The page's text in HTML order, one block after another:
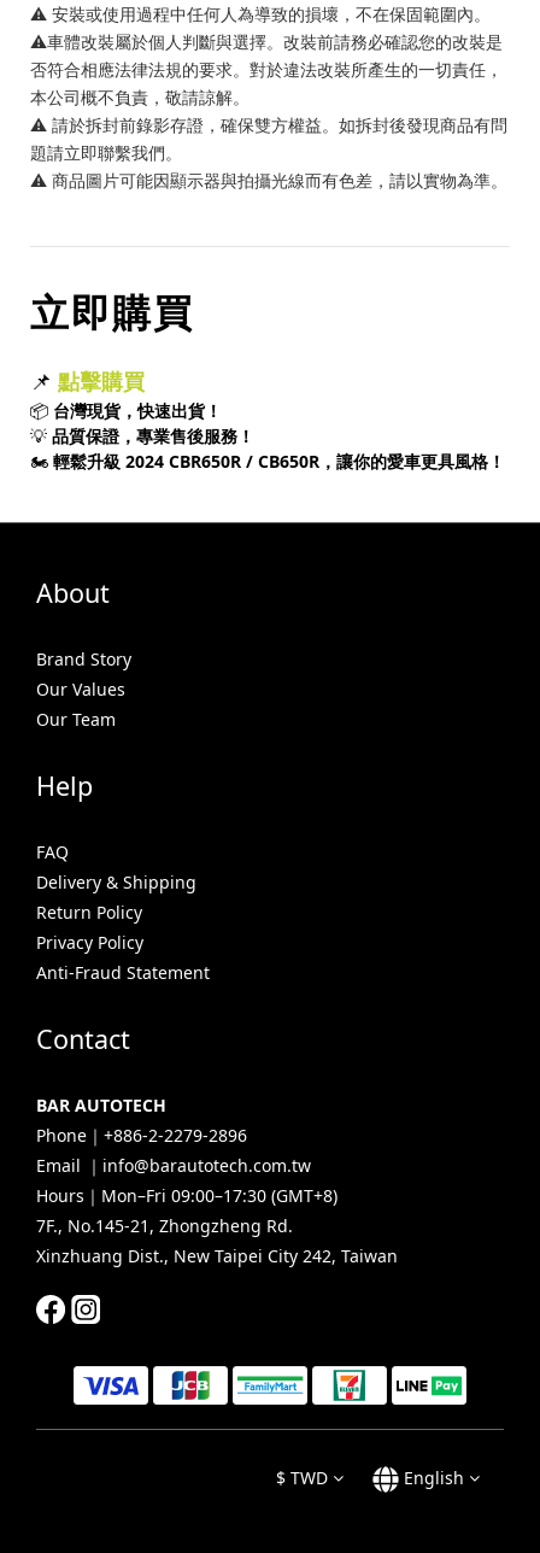
⚠️ 安裝或使用過程中任何人為導致的損壞，不在保固範圍內。
⚠️車體改裝屬於個人判斷與選擇。改裝前請務必確認您的改裝是
否符合相應法律法規的要求。對於違法改裝所產生的一切責任，
本公司概不負責，敬請諒解。
⚠️ 請於拆封前錄影存證，確保雙方權益。如拆封後發現商品有問
題請立即聯繫我們。
⚠️ 商品圖片可能因顯示器與拍攝光線而有色差，請以實物為準。
立即購買
📌 點擊購買
📦 台灣現貨，快速出貨！
💡 品質保證，專業售後服務！
🏍️ 輕鬆升級 2024 CBR650R / CB650R，讓你的愛車更具風格！
About
Brand Story
Our Values
Our Team
Help
FAQ
Delivery & Shipping
Return Policy
Privacy Policy
Anti-Fraud Statement
Contact
BAR AUTOTECH
Phone｜+886-2-2279-2896
Email ｜info@barautotech.com.tw
Hours｜Mon–Fri 09:00–17:30 (GMT+8)
7F., No.145-21, Zhongzheng Rd.
Xinzhuang Dist., New Taipei City 242, Taiwan
$ TWD English